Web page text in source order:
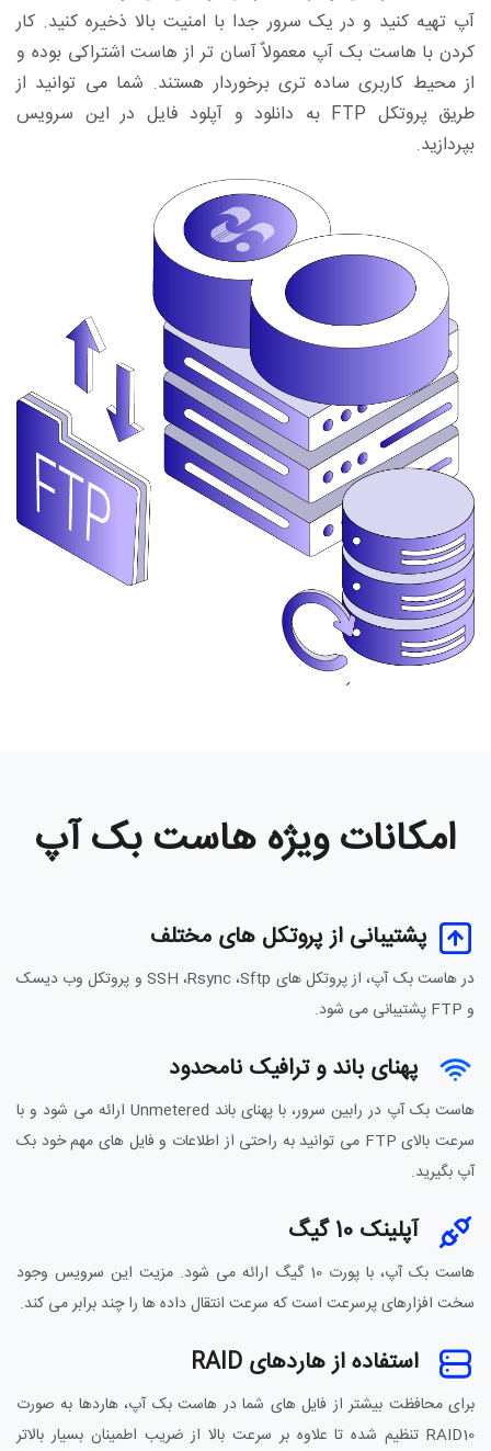
آپ تهیه کنید و در یک سرور جدا با امنیت بالا ذخیره کنید. کار
کردن با هاست بک آپ معمولاٌ آسان تر از هاست اشتراکی بوده و
از محیط کاربری ساده تری برخوردار هستند. شما می توانید از
طریق پروتکل FTP به دانلود و آپلود فایل در این سرویس
بپردازید.
امکانات ویژه هاست بک آپ
پشتیبانی از پروتکل های مختلف
در هاست بک آپ، از پروتکل های SSH ،Rsync ،Sftp و پروتکل وب دیسک
و FTP پشتیبانی می شود.
پهنای باند و ترافیک نامحدود
هاست بک آپ در رابین سرور، با پهنای باند Unmetered ارائه می شود و با
سرعت بالای FTP می توانید به راحتی از اطلاعات و فایل های مهم خود بک
آپ بگیرید.
آپلینک 10 گیگ
هاست بک آپ، با پورت 10 گیگ ارائه می شود. مزیت این سرویس وجود
سخت افزارهای پرسرعت است که سرعت انتقال داده ها را چند برابر می کند.
استفاده از هاردهای RAID
برای محافظت بیشتر از فایل های شما در هاست بک آپ، هاردها به صورت
RAID10 تنظیم شده تا علاوه بر سرعت بالا از ضریب اطمینان بسیار بالاتر